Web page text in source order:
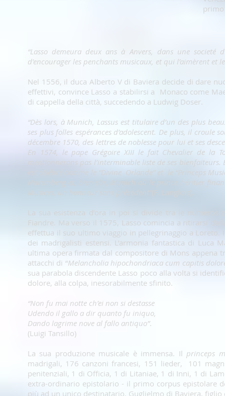
primo
“Lasso demeura deux ans à Anvers, dans une
d’encourager les penchants musicaux, et qui l’aimèrent et
Nel 1556, il duca Alberto V di Baviera decide di dare
effettivi, convince Lasso a stabilirsi a Monaco come
di cappella della città, succedendo a Ludwig Doser.
“Dès lors, à Munich, Lassus est titulaire d’un des plus
ses plus folles espérances d’adolescent. De plus, il croule
décembre 1570, des lettres de noblesse pour lui et ses
En 1574, le pape Grégoire XIII le fait Chevalier de la
mentionnerons pas l’interminable liste de ses
est célébré comme le “Divine Orlande” et le “Princeps
Nuremberg et, bien sûr, Munich où le prince héritier
La sua esistenza d’ora in poi si divide tra le
Fiandre. Ma verso il 1575, Lasso comincia a ritirarsi
effettua il suo ultimo viaggio in pellegrinaggio a
dei madrigalisti estensi. L’armonia fantastica di Luca
ultima opera firmata dal compositore di Mons appena
attacchi di “Melancholia hipochondriaca cum capitis
sua parabola discendente Lasso poco alla volta si
dolore, alla colpa, inesorabilmente sfinito.
“Non fu mai notte ch’ei non si destasse
Udendo il gallo a dir quanto fu iniquo,
Dando lagrime nove al fallo antiquo”.
(Luigi Tansillo)
La sua produzione musicale è immensa. Il princeps
madrigali, 176 canzoni francesi, 151 lieder, 101
penitenziali, 1 di Officia, 1 di Litaniae, 1 di Inni, 1 di
extra-ordinario epistolario - il primo corpus epistolare
più ad un unico destinatario, Guglielmo di Baviera,